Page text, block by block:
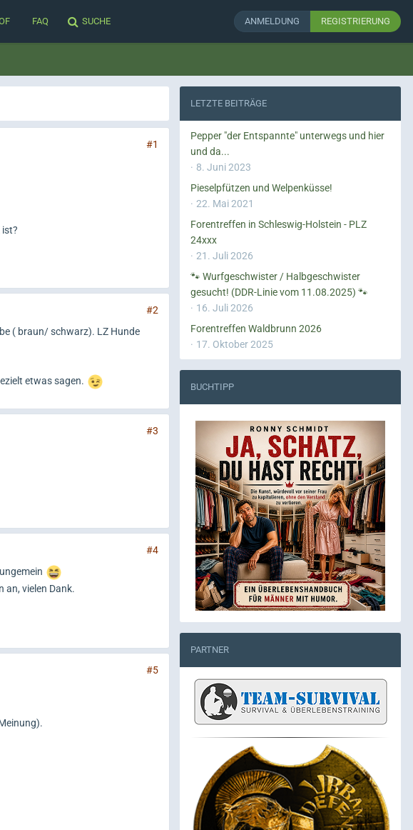
FAQ SUCHE ANMELDUNG REGISTRIERUNG
#1
ist?
#2
( braun/ schwarz). LZ Hunde
etwas sagen.
#3
#4
an, vielen Dank.
#5
LETZTE BEITRÄGE
Pepper "der Entspannte" unterwegs und hier
und da...
8. Juni 2023
Pieselpfützen und Welpenküsse!
22. Mai 2021
Forentreffen in Schleswig-Holstein - PLZ
24xxx
21. Juli 2026
🐾 Wurfgeschwister / Halbgeschwister
gesucht! (DDR-Linie vom 11.08.2025) 🐾
16. Juli 2026
Forentreffen Waldbrunn 2026
17. Oktober 2025
BUCHTIPP
PARTNER